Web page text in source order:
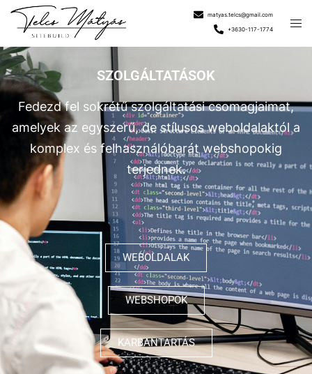
matyas.telcs@gmail.com
+3630-117-1774
SZOLGÁLTATÁSOK
Fedezd fel sokrétű szolgáltatási csomagjaimat,
amelyek az egyszerű, de stílusos weboldalaktól a
komplex és felhasználóbarát webshopokig
terjednek.
WEBOLDALAK
WEBSHOPOK
KARBANTARTÁS